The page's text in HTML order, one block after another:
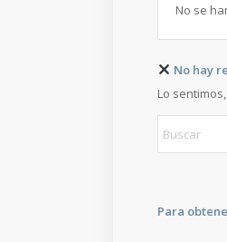
No se
No hay
Lo
Para